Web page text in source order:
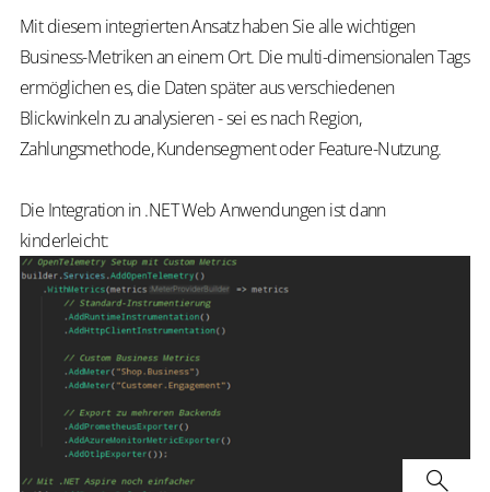
Mit diesem integrierten Ansatz haben Sie alle wichtigen
Business-Metriken an einem Ort. Die multi-dimensionalen Tags
ermöglichen es, die Daten später aus verschiedenen
Blickwinkeln zu analysieren - sei es nach Region,
Zahlungsmethode, Kundensegment oder Feature-Nutzung.
Die Integration in .NET Web Anwendungen ist dann
kinderleicht: